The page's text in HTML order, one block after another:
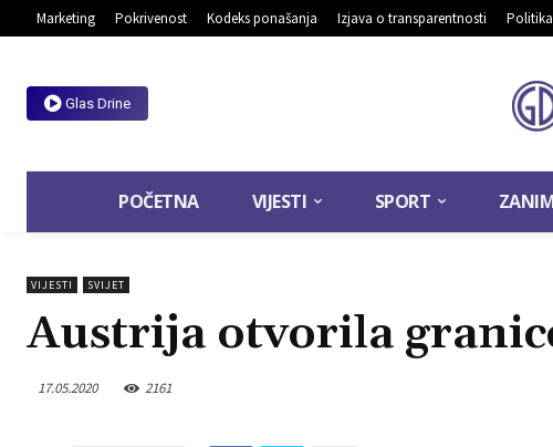
Marketing Pokrivenost Kodeks ponašanja Izjava o transparentnosti
Glas Drine
POČETNA VIJESTI SPORT
VIJESTI SVIJET
Austrija otvorila
17.05.2020 2161